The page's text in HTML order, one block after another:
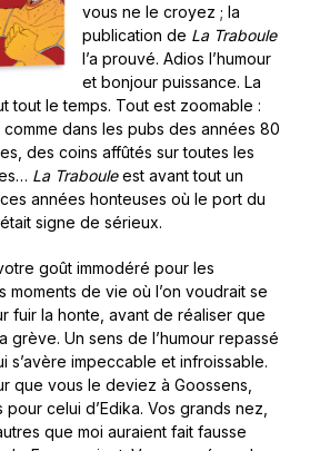
vous ne le croyez ; la
publication de La Traboule
l’a prouvé. Adios l’humour
et bonjour puissance. La
tout le temps. Tout est zoomable :
dans les pubs des années 80
des coins affûtés sur toutes les
La Trabouleest avant tout un
années honteuses où le port du
signe de sérieux.
goût immodéré pour les
moments de vie où l’on voudrait se
fuir la honte, avant de réaliser que
grève. Un sens de l’humour repassé
s’avère impeccable et infroissable.
que vous le deviez à Goossens,
celui d’Edika. Vos grands nez,
que moi auraient fait fausse